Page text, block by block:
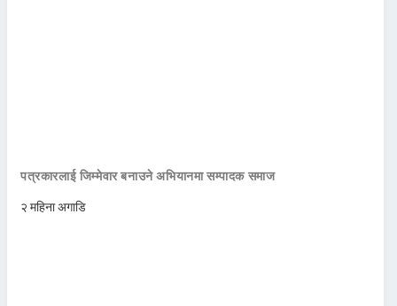
पत्रकारलाई जिम्मेवार बनाउने अभियानमा सम्पादक समाज
२ महिना अगाडि